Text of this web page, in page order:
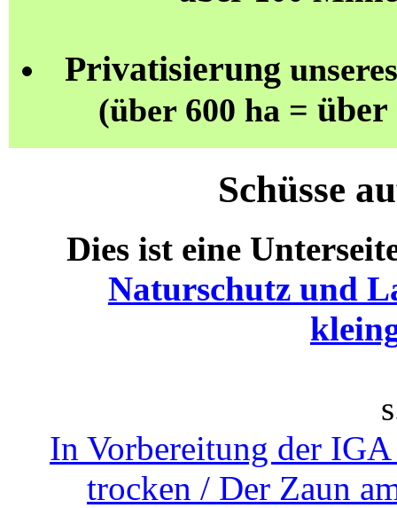
Privatisierung
(über 600 ha = über
Schüsse
Dies ist eine
Naturschutz und
In Vorbereitung der
trocken / Der Zaun